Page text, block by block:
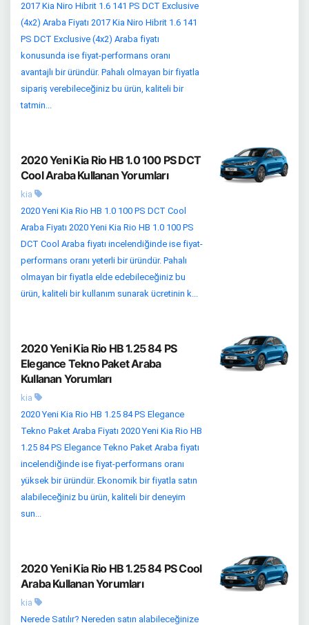
2017 Kia Niro Hibrit 1.6 141 PS DCT Exclusive
(4x2) Araba Fiyatı 2017 Kia Niro Hibrit 1.6 141
PS DCT Exclusive (4x2) Araba fiyatı
konusunda ise fiyat-performans oranı
avantajlı bir üründür. Pahalı olmayan bir fiyatla
sipariş verebileceğiniz bu ürün, kaliteli bir
tatmin...
2020 Yeni Kia Rio HB 1.0 100 PS DCT
Cool Araba Kullanan Yorumları
kia
2020 Yeni Kia Rio HB 1.0 100 PS DCT Cool
Araba Fiyatı 2020 Yeni Kia Rio HB 1.0 100 PS
DCT Cool Araba fiyatı incelendiğinde ise fiyat-
performans oranı yeterli bir üründür. Pahalı
olmayan bir fiyatla elde edebileceğiniz bu
ürün, kaliteli bir kullanım sunarak ücretinin k...
2020 Yeni Kia Rio HB 1.25 84 PS
Elegance Tekno Paket Araba
Kullanan Yorumları
kia
2020 Yeni Kia Rio HB 1.25 84 PS Elegance
Tekno Paket Araba Fiyatı 2020 Yeni Kia Rio HB
1.25 84 PS Elegance Tekno Paket Araba fiyatı
incelendiğinde ise fiyat-performans oranı
yüksek bir üründür. Ekonomik bir fiyatla satın
alabileceğiniz bu ürün, kaliteli bir deneyim
sun...
2020 Yeni Kia Rio HB 1.25 84 PS Cool
Araba Kullanan Yorumları
kia
Nerede Satılır? Nereden satın alabileceğinize